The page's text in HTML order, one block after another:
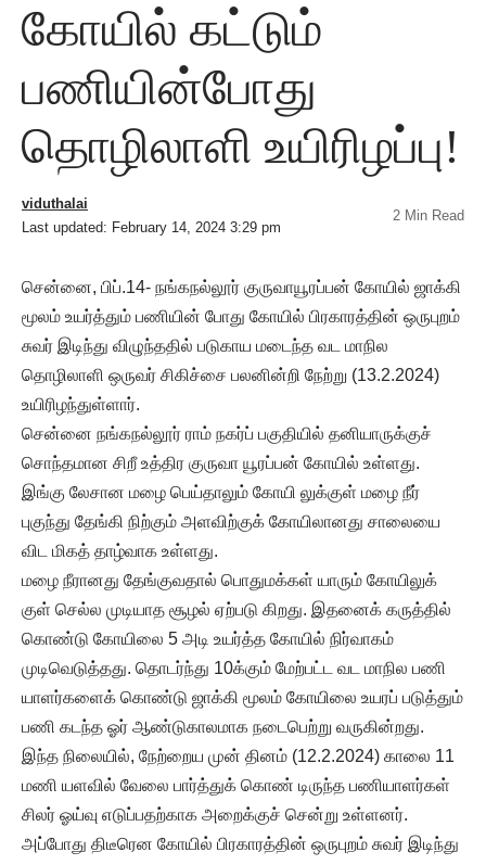
கோயில் கட்டும்
பணியின்போது
தொழிலாளி உயிரிழப்பு!
Last updated: February 14, 2024 3:29 pm
viduthalai
2 Min Read
சென்னை, பிப்.14- நங்கநல்லூர் குருவாயூரப்பன் கோயில் ஜாக்கி
மூலம் உயர்த்தும் பணியின் போது கோயில் பிரகாரத்தின் ஒருபுறம்
சுவர் இடிந்து விழுந்ததில் படுகாய மடைந்த வட மாநில
தொழிலாளி ஒருவர் சிகிச்சை பலனின்றி நேற்று (13.2.2024)
உயிரிழந்துள்ளார்.
சென்னை நங்கநல்லூர் ராம் நகர்ப் பகுதியில் தனியாருக்குச்
சொந்தமான சிறீ உத்திர குருவா யூரப்பன் கோயில் உள்ளது.
இங்கு லேசான மழை பெய்தாலும் கோயி லுக்குள் மழை நீர்
புகுந்து தேங்கி நிற்கும் அளவிற்குக் கோயிலானது சாலையை
விட மிகத் தாழ்வாக உள்ளது.
மழை நீரானது தேங்குவதால் பொதுமக்கள் யாரும் கோயிலுக்
குள் செல்ல முடியாத சூழல் ஏற்படு கிறது. இதனைக் கருத்தில்
கொண்டு கோயிலை 5 அடி உயர்த்த கோயில் நிர்வாகம்
முடிவெடுத்தது. தொடர்ந்து 10க்கும் மேற்பட்ட வட மாநில பணி
யாளர்களைக் கொண்டு ஜாக்கி மூலம் கோயிலை உயரப் படுத்தும்
பணி கடந்த ஓர் ஆண்டுகாலமாக நடைபெற்று வருகின்றது.
இந்த நிலையில், நேற்றைய முன் தினம் (12.2.2024) காலை 11
மணி யளவில் வேலை பார்த்துக் கொண் டிருந்த பணியாளர்கள்
சிலர் ஓய்வு எடுப்பதற்காக அறைக்குச் சென்று உள்ளனர்.
அப்போது திடீரென கோயில் பிரகாரத்தின் ஒருபுறம் சுவர் இடிந்து